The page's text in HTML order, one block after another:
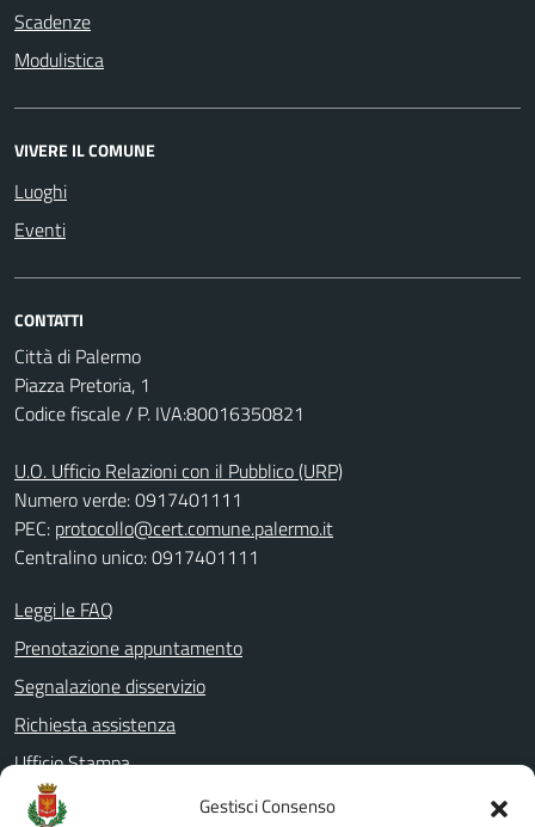
Gestisci Consenso
Scadenze
Modulistica
VIVERE IL COMUNE
Luoghi
Eventi
CONTATTI
Città di Palermo
Piazza Pretoria, 1
Codice fiscale / P. IVA:80016350821
U.O. Ufficio Relazioni con il Pubblico (URP)
Numero verde: 0917401111
PEC: protocollo@cert.comune.palermo.it
Centralino unico: 0917401111
Leggi le FAQ
Prenotazione appuntamento
Segnalazione disservizio
Richiesta assistenza
Ufficio Stampa
Amministrazione Trasparente